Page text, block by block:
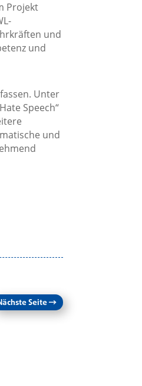
Projekt
und
und
Unter
Speech“
und
Seite→